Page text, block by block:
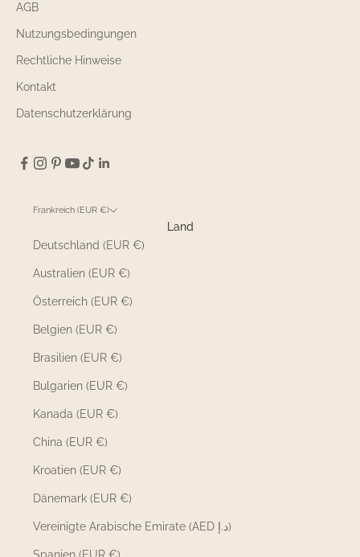
AGB
Nutzungsbedingungen
Rechtliche Hinweise
Kontakt
Datenschutzerklärung
Frankreich (EUR €)
Land
Deutschland (EUR €)
Australien (EUR €)
Österreich (EUR €)
Belgien (EUR €)
Brasilien (EUR €)
Bulgarien (EUR €)
Kanada (EUR €)
China (EUR €)
Kroatien (EUR €)
Dänemark (EUR €)
Vereinigte Arabische Emirate (AED د.إ)